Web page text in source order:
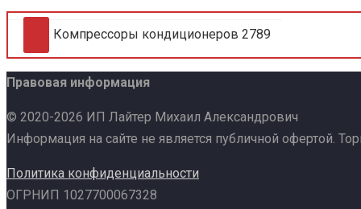
Компрессоры кондиционеров 2789
Правовая информация
© 2020-2026 ИП Лайтер Михаил Александрович
Информация на сайте не является публичной офертой.
Политика конфиденциальности
ОГРНИП 1027700067328